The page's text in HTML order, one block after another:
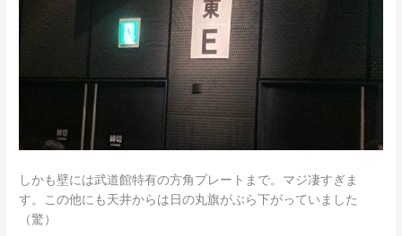
しかも壁には武道館特有の方角プレートまで。マジ凄すぎま
す。この他にも天井からは日の丸旗がぶら下がっていました
（驚）